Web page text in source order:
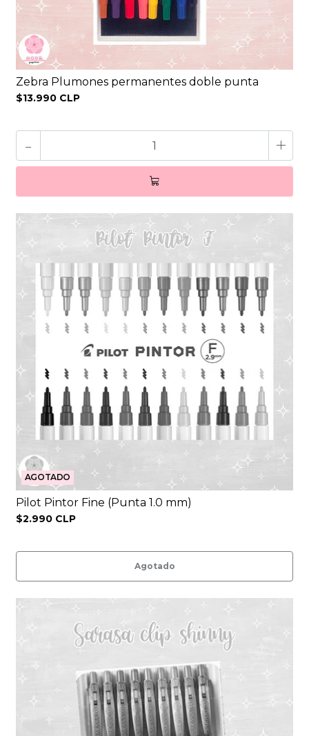
Zebra Plumones permanentes doble punta
$13.990 CLP
- +
AGOTADO
Pilot Pintor Fine (Punta 1.0 mm)
$2.990 CLP
Agotado